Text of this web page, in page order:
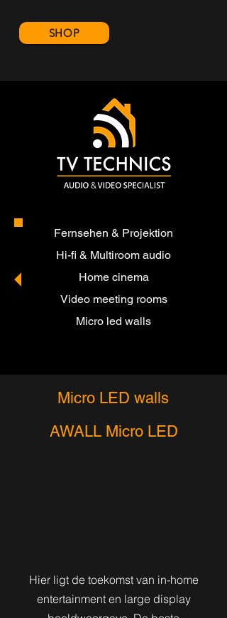
SHOP
Fernsehen & Projektion
Hi-fi & Multiroom audio
Home cinema
Video meeting rooms
Micro led walls
Micro LED walls
AWALL Micro LED
Hier ligt de toekomst van in-home
entertainment en large display